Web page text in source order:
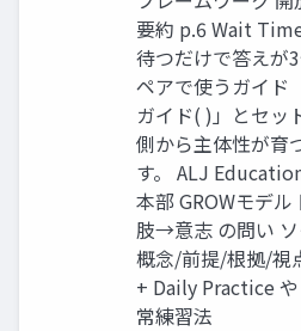
要約 p.6 Wait
待つだけで答えが
ペアで使うガイド
ガイド( )」とセッ
側から主体性が育
す。 ALJ
本部 GROWモデ
肢→意志 の問い
概念/前提/根拠/視
+ Daily Practice
常練習法